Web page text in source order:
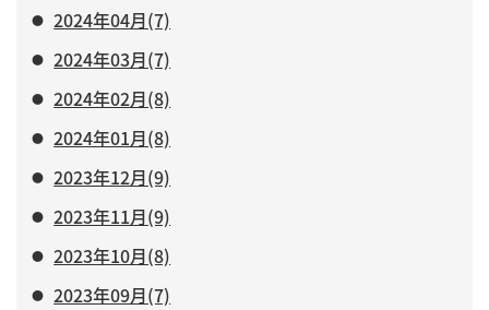
2024年04月(7)
2024年03月(7)
2024年02月(8)
2024年01月(8)
2023年12月(9)
2023年11月(9)
2023年10月(8)
2023年09月(7)